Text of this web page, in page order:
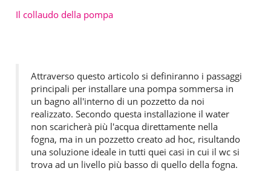
Il collaudo della pompa
Attraverso questo articolo si definiranno i passaggi
principali per installare una pompa sommersa in
un bagno all'interno di un pozzetto da noi
realizzato. Secondo questa installazione il water
non scaricherà più l'acqua direttamente nella
fogna, ma in un pozzetto creato ad hoc, risultando
una soluzione ideale in tutti quei casi in cui il wc si
trova ad un livello più basso di quello della fogna.